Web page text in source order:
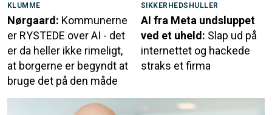
KLUMME
Nørgaard: Kommunerne
er RYSTEDE over AI - det
er da heller ikke rimeligt,
at borgerne er begyndt at
bruge det på den måde
SIKKERHEDSHULLER
AI fra Meta undsluppet
ved et uheld: Slap ud på
internettet og hackede
straks et firma